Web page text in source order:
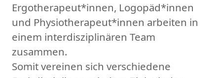
Ergotherapeut*innen, Logopäd*innen
und Physiotherapeut*innen arbeiten in
einem interdisziplinären Team
zusammen.
Somit vereinen sich verschiedene